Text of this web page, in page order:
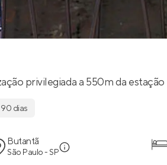
privilegiada a 550m da
90 dias
Butantã
São Paulo - SP